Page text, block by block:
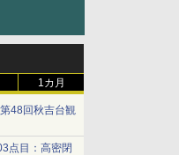
1カ月
48回秋吉台観
点目：高密閉